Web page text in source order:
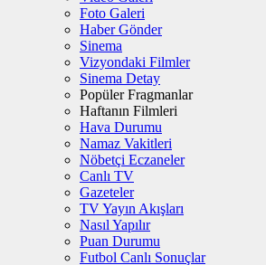
Foto Galeri
Haber Gönder
Sinema
Vizyondaki Filmler
Sinema Detay
Popüler Fragmanlar
Haftanın Filmleri
Hava Durumu
Namaz Vakitleri
Nöbetçi Eczaneler
Canlı TV
Gazeteler
TV Yayın Akışları
Nasıl Yapılır
Puan Durumu
Futbol Canlı Sonuçlar